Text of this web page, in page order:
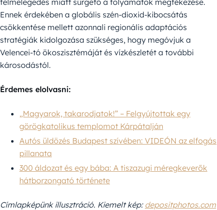
felmelegedés miatt sürgető a folyamatok megfékezése.
Ennek érdekében a globális szén-dioxid-kibocsátás
csökkentése mellett azonnali regionális adaptációs
stratégiák kidolgozása szükséges, hogy megóvjuk a
Velencei-tó ökoszisztémáját és vízkészletét a további
károsodástól.
Érdemes elolvasni:
„Magyarok, takarodjatok!” – Felgyújtottak egy
görögkatolikus templomot Kárpátalján
Autós üldözés Budapest szívében: VIDEÓN az elfogás
pillanata
300 áldozat és egy bába: A tiszazugi méregkeverők
hátborzongató története
Címlapképünk illusztráció. Kiemelt kép: depositphotos.com